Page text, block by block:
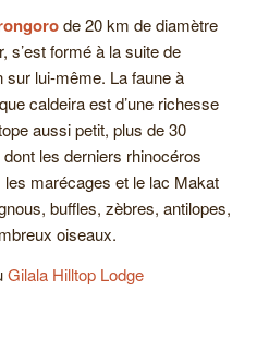
de 20 km de diamètre
s’est formé à la suite de
sur lui-même. La faune à
caldeira est d’une richesse
aussi petit, plus de 30
les derniers rhinocéros
marécages et le lac Makat
buffles, zèbres, antilopes,
oiseaux.
Gilala Hilltop Lodge